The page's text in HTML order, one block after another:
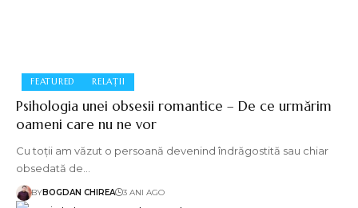
FEATURED RELAȚII
Psihologia unei obsesii romantice – De ce urmărim
oameni care nu ne vor
Cu toții am văzut o persoană devenind îndrăgostită sau chiar
obsedată de…
BYBOGDAN CHIREA 3 ANI AGO